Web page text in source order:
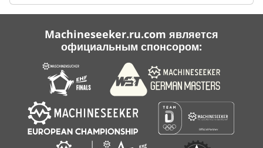
Case Ih Mx 285
Machineseeker.ru.com является
официальным спонсором: